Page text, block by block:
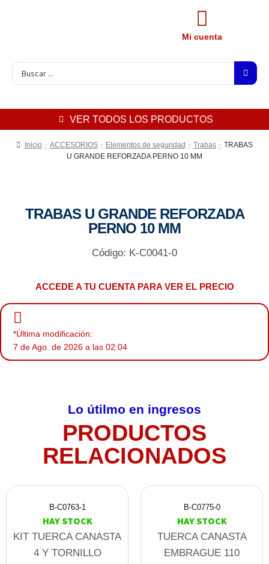
Mi cuenta
VER TODOS LOS PRODUCTOS
Inicio ACCESORIOS Elementos de seguridad Trabas
TRABAS
U GRANDE REFORZADA PERNO 10 MM
TRABAS U GRANDE REFORZADA
PERNO 10 MM
Código: K-C0041-0
ACCEDE A TU CUENTA PARA VER EL PRECIO
*Última modificación:
7 de Ago. de 2026 a las 02:04
Lo útilmo en ingresos
PRODUCTOS
RELACIONADOS
B-C0763-1
HAY STOCK
KIT TUERCA CANASTA
4 Y TORNILLO
B-C0775-0
HAY STOCK
TUERCA CANASTA
EMBRAGUE 110